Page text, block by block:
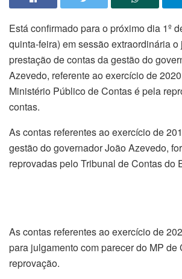
Está confirmado para o próximo dia 1º
quinta-feira) em sessão extraordinária
prestação de contas da gestão do
Azevedo, referente ao exercício de
Ministério Público de Contas é pela
contas.
As contas referentes ao exercício de
gestão do governador João Azevedo,
reprovadas pelo Tribunal de Contas do
As contas referentes ao exercício de
para julgamento com parecer do MP de
reprovação.